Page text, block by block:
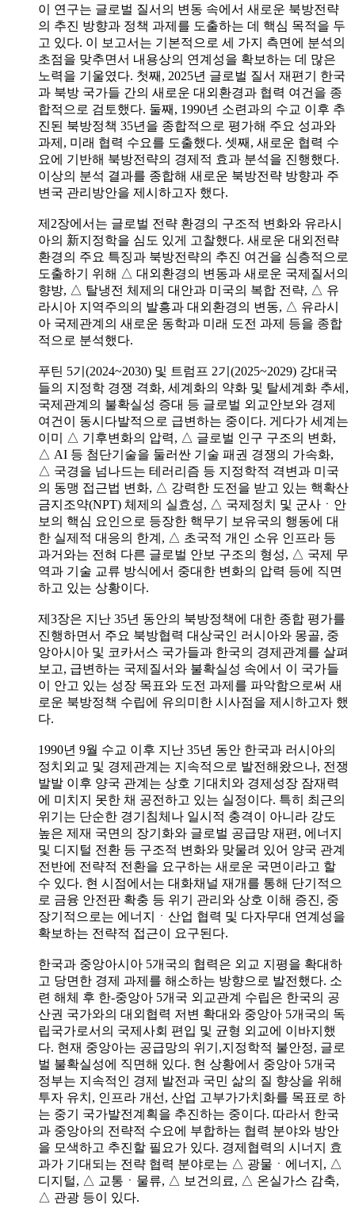
이 연구는 글로벌 질서의 변동 속에서 새로운 북방전략
의 추진 방향과 정책 과제를 도출하는 데 핵심 목적을 두
고 있다. 이 보고서는 기본적으로 세 가지 측면에 분석의
초점을 맞추면서 내용상의 연계성을 확보하는 데 많은
노력을 기울였다. 첫째, 2025년 글로벌 질서 재편기 한국
과 북방 국가들 간의 새로운 대외환경과 협력 여건을 종
합적으로 검토했다. 둘째, 1990년 소련과의 수교 이후 추
진된 북방정책 35년을 종합적으로 평가해 주요 성과와
과제, 미래 협력 수요를 도출했다. 셋째, 새로운 협력 수
요에 기반해 북방전략의 경제적 효과 분석을 진행했다.
이상의 분석 결과를 종합해 새로운 북방전략 방향과 주
변국 관리방안을 제시하고자 했다.
제2장에서는 글로벌 전략 환경의 구조적 변화와 유라시
아의 新지정학을 심도 있게 고찰했다. 새로운 대외전략
환경의 주요 특징과 북방전략의 추진 여건을 심층적으로
도출하기 위해 △ 대외환경의 변동과 새로운 국제질서의
향방, △ 탈냉전 체제의 대안과 미국의 복합 전략, △ 유
라시아 지역주의의 발흥과 대외환경의 변동, △ 유라시
아 국제관계의 새로운 동학과 미래 도전 과제 등을 종합
적으로 분석했다.
푸틴 5기(2024~2030) 및 트럼프 2기(2025~2029) 강대국
들의 지정학 경쟁 격화, 세계화의 약화 및 탈세계화 추세,
국제관계의 불확실성 증대 등 글로벌 외교안보와 경제
여건이 동시다발적으로 급변하는 중이다. 게다가 세계는
이미 △ 기후변화의 압력, △ 글로벌 인구 구조의 변화,
△ AI 등 첨단기술을 둘러싼 기술 패권 경쟁의 가속화,
△ 국경을 넘나드는 테러리즘 등 지정학적 격변과 미국
의 동맹 접근법 변화, △ 강력한 도전을 받고 있는 핵확산
금지조약(NPT) 체제의 실효성, △ 국제정치 및 군사ㆍ안
보의 핵심 요인으로 등장한 핵무기 보유국의 행동에 대
한 실제적 대응의 한계, △ 초국적 개인 소유 인프라 등
과거와는 전혀 다른 글로벌 안보 구조의 형성, △ 국제 무
역과 기술 교류 방식에서 중대한 변화의 압력 등에 직면
하고 있는 상황이다.
제3장은 지난 35년 동안의 북방정책에 대한 종합 평가를
진행하면서 주요 북방협력 대상국인 러시아와 몽골, 중
앙아시아 및 코카서스 국가들과 한국의 경제관계를 살펴
보고, 급변하는 국제질서와 불확실성 속에서 이 국가들
이 안고 있는 성장 목표와 도전 과제를 파악함으로써 새
로운 북방정책 수립에 유의미한 시사점을 제시하고자 했
다.
1990년 9월 수교 이후 지난 35년 동안 한국과 러시아의
정치외교 및 경제관계는 지속적으로 발전해왔으나, 전쟁
발발 이후 양국 관계는 상호 기대치와 경제성장 잠재력
에 미치지 못한 채 공전하고 있는 실정이다. 특히 최근의
위기는 단순한 경기침체나 일시적 충격이 아니라 강도
높은 제재 국면의 장기화와 글로벌 공급망 재편, 에너지
및 디지털 전환 등 구조적 변화와 맞물려 있어 양국 관계
전반에 전략적 전환을 요구하는 새로운 국면이라고 할
수 있다. 현 시점에서는 대화채널 재개를 통해 단기적으
로 금융 안전판 확충 등 위기 관리와 상호 이해 증진, 중
장기적으로는 에너지ㆍ산업 협력 및 다자무대 연계성을
확보하는 전략적 접근이 요구된다.
한국과 중앙아시아 5개국의 협력은 외교 지평을 확대하
고 당면한 경제 과제를 해소하는 방향으로 발전했다. 소
련 해체 후 한-중앙아 5개국 외교관계 수립은 한국의 공
산권 국가와의 대외협력 저변 확대와 중앙아 5개국의 독
립국가로서의 국제사회 편입 및 균형 외교에 이바지했
다. 현재 중앙아는 공급망의 위기,지정학적 불안정, 글로
벌 불확실성에 직면해 있다. 현 상황에서 중앙아 5개국
정부는 지속적인 경제 발전과 국민 삶의 질 향상을 위해
투자 유치, 인프라 개선, 산업 고부가가치화를 목표로 하
는 중기 국가발전계획을 추진하는 중이다. 따라서 한국
과 중앙아의 전략적 수요에 부합하는 협력 분야와 방안
을 모색하고 추진할 필요가 있다. 경제협력의 시너지 효
과가 기대되는 전략 협력 분야로는 △ 광물ㆍ에너지, △
디지털, △ 교통ㆍ물류, △ 보건의료, △ 온실가스 감축,
△ 관광 등이 있다.